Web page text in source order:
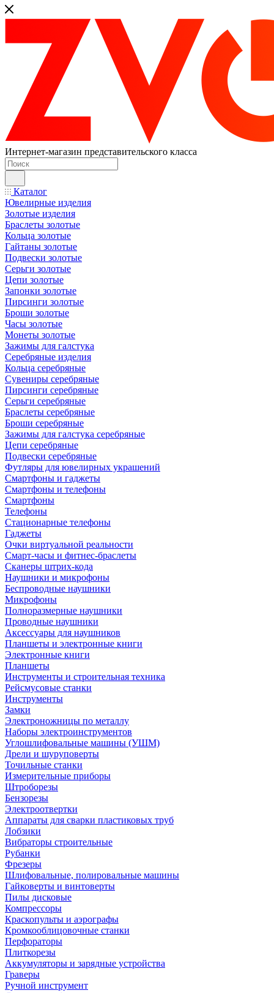
Интернет-магазин представительского класса
Каталог
Ювелирные изделия
Золотые изделия
Браслеты золотые
Кольца золотые
Гайтаны золотые
Подвески золотые
Серьги золотые
Цепи золотые
Запонки золотые
Пирсинги золотые
Броши золотые
Часы золотые
Монеты золотые
Зажимы для галстука
Серебряные изделия
Кольца серебряные
Сувениры серебряные
Пирсинги серебряные
Серьги серебряные
Браслеты серебряные
Броши серебряные
Зажимы для галстука серебряные
Цепи серебряные
Подвески серебряные
Футляры для ювелирных украшений
Смартфоны и гаджеты
Смартфоны и телефоны
Смартфоны
Телефоны
Стационарные телефоны
Гаджеты
Очки виртуальной реальности
Смарт-часы и фитнес-браслеты
Сканеры штрих-кода
Наушники и микрофоны
Беспроводные наушники
Микрофоны
Полноразмерные наушники
Проводные наушники
Аксессуары для наушников
Планшеты и электронные книги
Электронные книги
Планшеты
Инструменты и строительная техника
Рейсмусовые станки
Инструменты
Замки
Электроножницы по металлу
Наборы электроинструментов
Углошлифовальные машины (УШМ)
Дрели и шуруповерты
Точильные станки
Измерительные приборы
Штроборезы
Бензорезы
Электроотвертки
Аппараты для сварки пластиковых труб
Лобзики
Вибраторы строительные
Рубанки
Фрезеры
Шлифовальные, полировальные машины
Гайковерты и винтоверты
Пилы дисковые
Компрессоры
Краскопульты и аэрографы
Кромкооблицовочные станки
Перфораторы
Плиткорезы
Аккумуляторы и зарядные устройства
Граверы
Ручной инструмент